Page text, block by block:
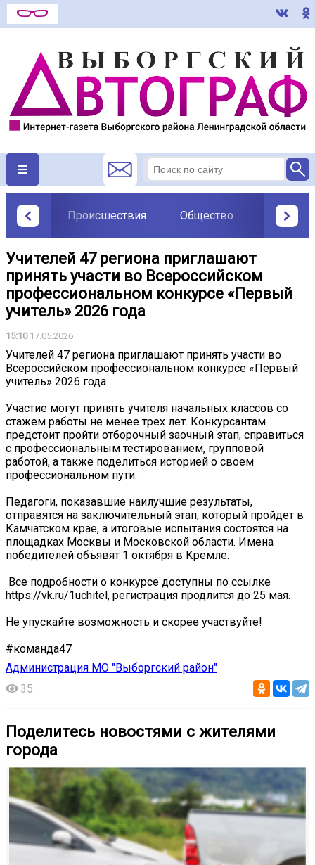
Происшествия Общество
Учителей 47 региона приглашают
принять участи во Всероссийском
профессиональном конкурсе «Первый
учитель» 2026 года
15:1017.05.2026
Учителей 47 региона приглашают принять участи во
Всероссийском профессиональном конкурсе «Первый
учитель» 2026 года
Участие могут принять учителя начальных классов со
стажем работы не менее трех лет. Конкурсантам
предстоит пройти отборочный заочный этап, справиться
с профессиональным тестированием, групповой
работой, а также поделиться историей о своем
профессиональном пути.
Педагоги, показавшие наилучшие результаты,
отправятся на заключительный этап, который пройдет в
Камчатском крае, а итоговые испытания состоятся на
площадках Москвы и Московской области. Имена
победителей объявят 1 октября в Кремле.
️ Все подробности о конкурсе доступны по ссылке
https://vk.ru/1uchitel, регистрация продлится до 25 мая.
Не упускайте возможность и скорее участвуйте!
#команда47
Администрация МО "Выборгский район"
35
Поделитесь новостями с жителями
города